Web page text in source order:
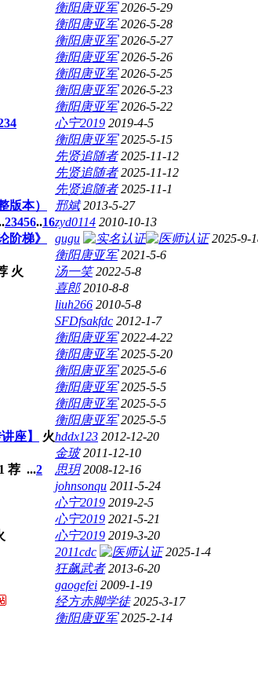
衡阳唐亚军 2026-5-29
衡阳唐亚军 2026-5-28
衡阳唐亚军 2026-5-27
衡阳唐亚军 2026-5-26
衡阳唐亚军 2026-5-25
衡阳唐亚军 2026-5-23
衡阳唐亚军 2026-5-22
34 心宁2019 2019-4-5
衡阳唐亚军 2025-5-15
先贤追随者 2025-11-12
先贤追随者 2025-11-12
先贤追随者 2025-11-1
本） 邢斌 2013-5-27
23456..16zyd0114 2010-10-13
阶梯》 gugu 2025-9-
衡阳唐亚军 2021-5-6
火 汤一笑 2022-5-8
喜郎 2010-8-8
liuh266 2010-5-8
SFDfsakfdc 2012-1-7
衡阳唐亚军 2022-4-22
衡阳唐亚军 2025-5-20
衡阳唐亚军 2025-5-6
衡阳唐亚军 2025-5-5
衡阳唐亚军 2025-5-5
衡阳唐亚军 2025-5-5
座】 火hddx123 2012-12-20
金玻 2011-12-10
荐 ...2 思玥 2008-12-16
johnsonqu 2011-5-24
心宁2019 2019-2-5
心宁2019 2021-5-21
心宁2019 2019-3-20
2011cdc 2025-1-4
狂飙武者 2013-6-20
gaogefei 2009-1-19
经方赤脚学徒 2025-3-17
衡阳唐亚军 2025-2-14